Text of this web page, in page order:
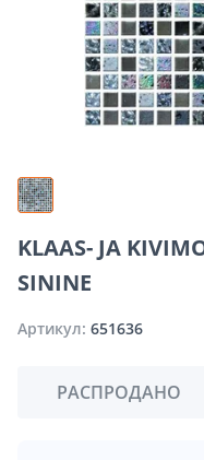
KLAAS- JA
SININE
Артикул: 651636
РАСПРОДАНО